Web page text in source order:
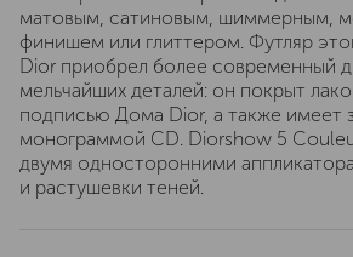
матовым, сатиновым, шиммерным,
финишем или глиттером. Футляр
Dior приобрел более современный
мельчайших деталей: он покрыт
подписью Дома Dior, а также имеет
монограммой CD. Diorshow 5
двумя односторонними
и растушевки теней.